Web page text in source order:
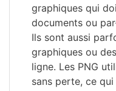
graphiques qui
documents ou
Ils sont aussi
graphiques ou
ligne. Les PNG
sans perte, ce